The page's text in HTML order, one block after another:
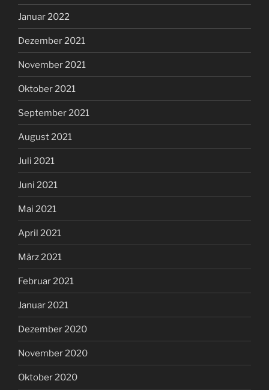
Januar 2022
Dezember 2021
November 2021
Oktober 2021
September 2021
August 2021
Juli 2021
Juni 2021
Mai 2021
April 2021
März 2021
Februar 2021
Januar 2021
Dezember 2020
November 2020
Oktober 2020